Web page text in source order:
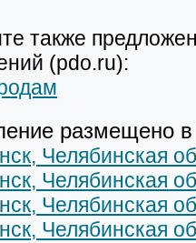
также
(pdo.ru):
размещено в
Челябинская
Челябинская
Челябинская
Челябинская